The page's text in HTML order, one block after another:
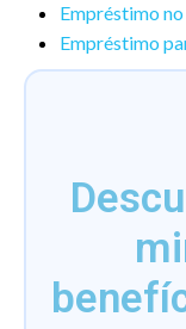
Empréstimo
Empréstimo